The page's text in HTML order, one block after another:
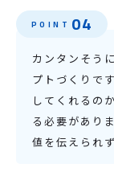
POINT 04
カンタンそう
プトづくりで
してくれるの
る必要があり
値を伝えられ